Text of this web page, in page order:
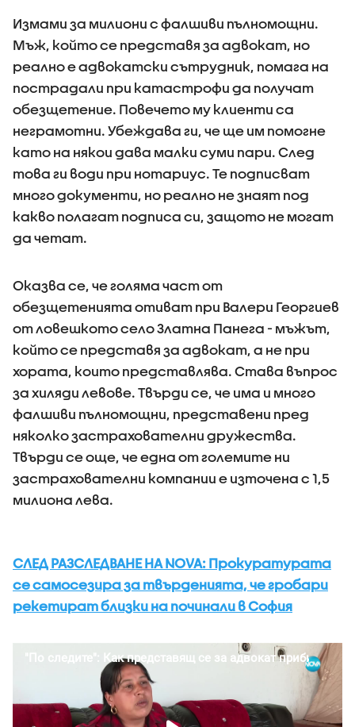
Измами за милиони с фалшиви пълномощни.
Мъж, който се представя за адвокат, но
реално е адвокатски сътрудник, помага на
пострадали при катастрофи да получат
обезщетение. Повечето му клиенти са
неграмотни. Убеждава ги, че ще им помогне
като на някои дава малки суми пари. След
това ги води при нотариус. Те подписват
много документи, но реално не знаят под
какво полагат подписа си, защото не могат
да четат.
Оказва се, че голяма част от
обезщетенията отиват при Валери Георгиев
от ловешкото село Златна Панега - мъжът,
който се представя за адвокат, а не при
хората, които представлява. Става въпрос
за хиляди левове. Твърди се, че има и много
фалшиви пълномощни, представени пред
няколко застрахователни дружества.
Твърди се още, че една от големите ни
застрахователни компании е източена с 1,5
милиона лева.
СЛЕД РАЗСЛЕДВАНЕ НА NOVA: Прокуратурата
се самосезира за твърденията, че гробари
рекетират близки на починали в София